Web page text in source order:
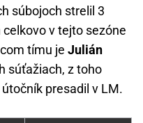
súbojoch strelil 3
v tejto sezóne
tímu je Julián
súťažiach, z toho
presadil v LM.